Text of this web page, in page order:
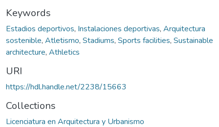
Keywords
Estadios deportivos, Instalaciones deportivas, Arquitectura
sostenible, Atletismo, Stadiums, Sports facilities, Sustainable
architecture, Athletics
URI
https://hdl.handle.net/2238/15663
Collections
Licenciatura en Arquitectura y Urbanismo